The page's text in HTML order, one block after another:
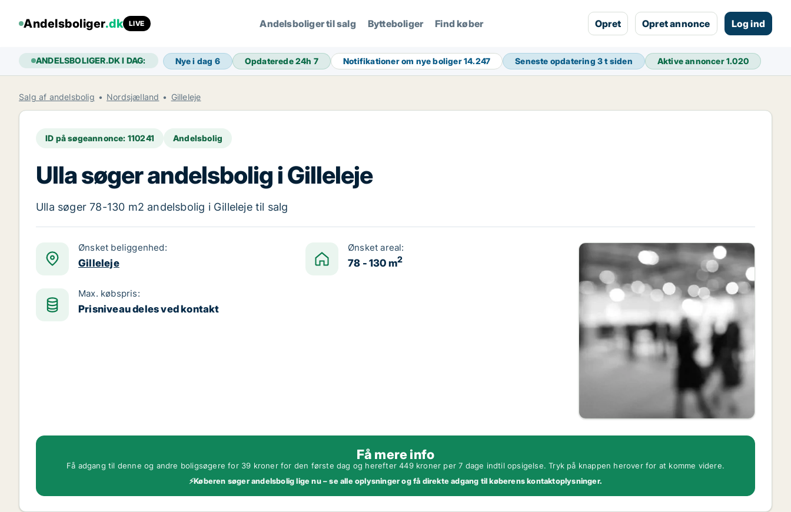
Andelsboliger.dk LIVE Andelsboliger til salg Bytteboliger Find køber Opret Opret annonce Log ind
ANDELSBOLIGER.DK I DAG: Nye i dag 6 Opdaterede 24h 7 Notifikationer om nye boliger14.247 Seneste opdatering3 t siden Aktive annoncer1.020
Salg af andelsbolig Nordsjælland Gilleleje
ID på søgeannonce: 110241 Andelsbolig
Ulla søger andelsbolig i Gilleleje
Ulla søger 78-130 m2 andelsbolig i Gilleleje til salg
Ønsket beliggenhed:
Gilleleje
Ønsket areal:
78 - 130 m2
Max. købspris:
Prisniveau deles ved kontakt
Få mere info
Få adgang til denne og andre boligsøgere for 39 kroner for den første dag og herefter 449 kroner per 7 dage indtil opsigelse. Tryk på knappen herover for at komme videre.
⚡Køberen søger andelsbolig lige nu – se alle oplysninger og få direkte adgang til køberens kontaktoplysninger.